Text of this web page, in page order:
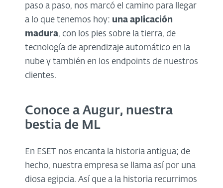
paso a paso, nos marcó el camino para llegar
a lo que tenemos hoy: una aplicación
madura, con los pies sobre la tierra, de
tecnología de aprendizaje automático en la
nube y también en los endpoints de nuestros
clientes.
Conoce a Augur, nuestra
bestia de ML
En ESET nos encanta la historia antigua; de
hecho, nuestra empresa se llama así por una
diosa egipcia. Así que a la historia recurrimos